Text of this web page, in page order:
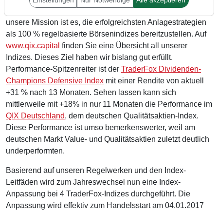
unsere Mission ist es, die erfolgreichsten Anlagestrategien
als 100 % regelbasierte Börsenindizes bereitzustellen. Auf
www.qix.capital finden Sie eine Übersicht all unserer
Indizes. Dieses Ziel haben wir bislang gut erfüllt.
Performance-Spitzenreiter ist der TraderFox Dividenden-
Champions Defensive Index mit einer Rendite von aktuell
+31 % nach 13 Monaten. Sehen lassen kann sich
mittlerweile mit +18% in nur 11 Monaten die Performance im
QIX Deutschland, dem deutschen Qualitätsaktien-Index.
Diese Performance ist umso bemerkenswerter, weil am
deutschen Markt Value- und Qualitätsaktien zuletzt deutlich
underperformten.
Basierend auf unseren Regelwerken und den Index-
Leitfäden wird zum Jahreswechsel nun eine Index-
Anpassung bei 4 TraderFox-Indizes durchgeführt. Die
Anpassung wird effektiv zum Handelsstart am 04.01.2017